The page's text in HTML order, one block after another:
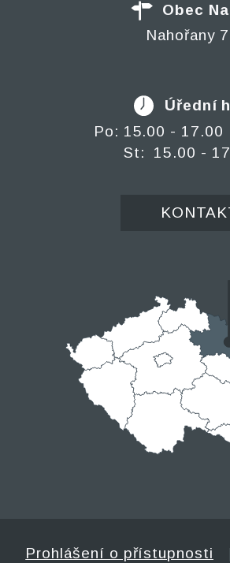
Obec
Nahořany
Úřední
Po: 15.00 -
St: 15.00 -
Prohlášení o přístupnosti